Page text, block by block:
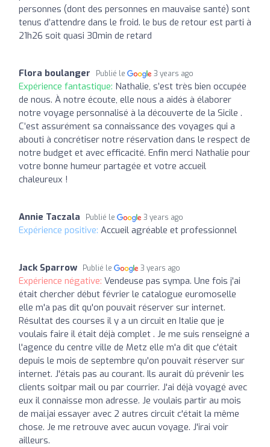
personnes (dont des personnes en mauvaise santé) sont
tenus d’attendre dans le froid. le bus de retour est parti à
21h26 soit quasi 30min de retard
Flora boulanger Publié le 3 years ago
Expérience fantastique: Nathalie, s’est très bien occupée
de nous. À notre écoute, elle nous a aidés à élaborer
notre voyage personnalisé à la découverte de la Sicile .
C’est assurément sa connaissance des voyages qui a
abouti à concrétiser notre réservation dans le respect de
notre budget et avec efficacité. Enfin merci Nathalie pour
votre bonne humeur partagée et votre accueil
chaleureux !
Annie Taczala Publié le 3 years ago
Expérience positive: Accueil agréable et professionnel
Jack Sparrow Publié le 3 years ago
Expérience négative: Vendeuse pas sympa. Une fois j'ai
était chercher début février le catalogue euromoselle
elle m'a pas dit qu'on pouvait réserver sur internet.
Résultat des courses il y a un circuit en Italie que je
voulais faire il était déjà complet . Je me suis renseigné a
l'agence du centre ville de Metz elle m'a dit que c'était
depuis le mois de septembre qu'on pouvait réserver sur
internet. J'étais pas au courant. Ils aurait dû prévenir les
clients soitpar mail ou par courrier. J'ai déjà voyagé avec
eux il connaisse mon adresse. Je voulais partir au mois
de mai.jai essayer avec 2 autres circuit c'était la même
chose. Je me retrouve avec aucun voyage. J'irai voir
ailleurs.